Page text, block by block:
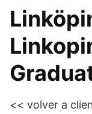
<< volver a